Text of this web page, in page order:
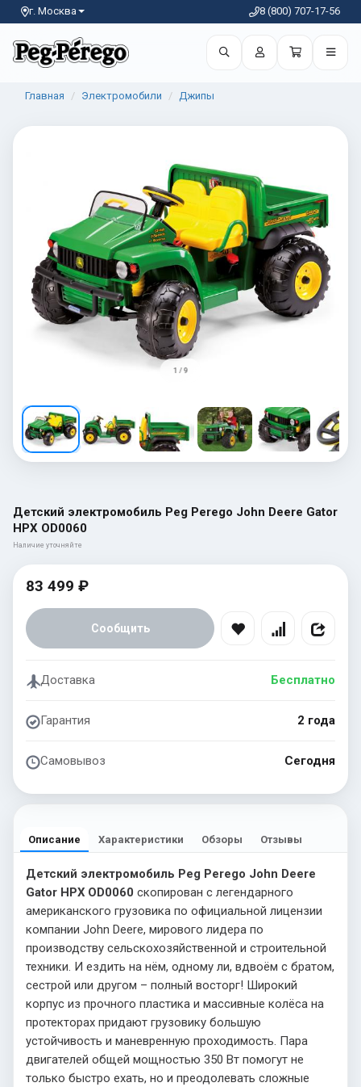
г. Москва 8 (800) 707-17-56
Главная Электромобили Джипы
1 / 9
Детский электромобиль Peg Perego John Deere Gator
HPX OD0060
Наличие уточняйте
83 499 ₽
Сообщить
Доставка Бесплатно
Гарантия 2 года
Самовывоз Сегодня
Описание Характеристики Обзоры Отзывы
Детский электромобиль Peg Perego John Deere
Gator HPX OD0060 скопирован с легендарного
американского грузовика по официальной лицензии
компании John Deere, мирового лидера по
производству сельскохозяйственной и строительной
техники. И ездить на нём, одному ли, вдвоём с братом,
сестрой или другом – полный восторг! Широкий
корпус из прочного пластика и массивные колёса на
протекторах придают грузовику большую
устойчивость и маневренную проходимость. Пара
двигателей общей мощностью 350 Вт помогут не
только быстро ехать, но и преодолевать сложные